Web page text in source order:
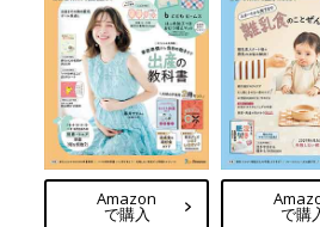
Amazon
で購入 で購